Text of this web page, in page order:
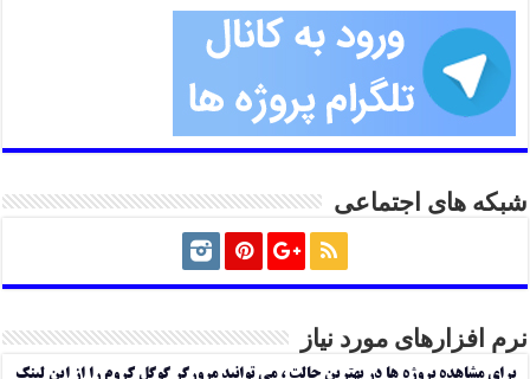
شبکه های اجتماعی
نرم افزارهای مورد نیاز
برای مشاهده پروژه ها در بهترین حالت ، می توانید مرورگر گوگل کروم را از این لینک